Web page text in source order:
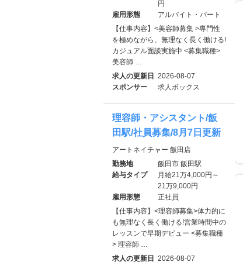
円
雇用形態
アルバイト・パート
【仕事内容】<美容師募集 >専門性
を極めながら、無理なく長く働ける!
カジュアル面談実施中 <募集職種>
美容師 …
求人の更新日 2026-08-07
スポンサー
求人ボックス
理容師・アシスタント/飯
田駅/社員募集/8月7日更新
アートネイチャー 飯田店
勤務地
飯田市 飯田駅
給与タイプ
月給21万4,000円～
21万9,000円
雇用形態
正社員
【仕事内容】<理容師募集>体力的に
も無理なく長く働ける!営業時間中の
レッスンで早期デビュー <募集職種
> 理容師 …
求人の更新日 2026-08-07